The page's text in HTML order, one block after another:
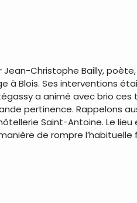
Christophe Bailly,
à Blois. Ses interventions
a animé avec brio ces
pertinence. Rappelons
Saint-Antoine. Le lieu
de rompre